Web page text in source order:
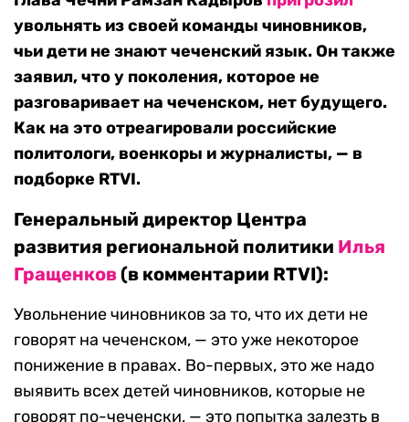
увольнять из своей команды чиновников,
чьи дети не знают чеченский язык. Он также
заявил, что у поколения, которое не
разговаривает на чеченском, нет будущего.
Как на это отреагировали российские
политологи, военкоры и журналисты, — в
подборке RTVI.
Генеральный директор Центра
развития региональной политики Илья
Гращенков(в комментарии RTVI):
Увольнение чиновников за то, что их дети не
говорят на чеченском, — это уже некоторое
понижение в правах. Во-первых, это же надо
выявить всех детей чиновников, которые не
говорят по-чеченски, — это попытка залезть в